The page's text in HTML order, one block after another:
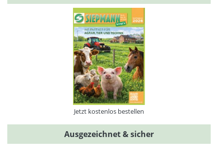
Jetzt kostenlos bestellen
Ausgezeichnet & sicher